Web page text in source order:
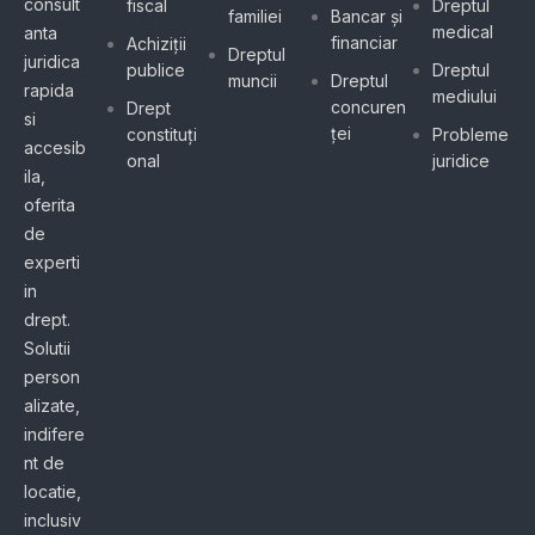
anta
juridica
rapida
si
accesib
ila,
oferita
de
experti
in
drept.
Solutii
person
alizate,
indifere
nt de
locatie,
inclusiv
fiscal
Achiziții
publice
Drept
constituți
onal
familiei
Dreptul
muncii
Bancar și
financiar
Dreptul
concuren
ței
Dreptul
medical
Dreptul
mediului
Probleme
juridice